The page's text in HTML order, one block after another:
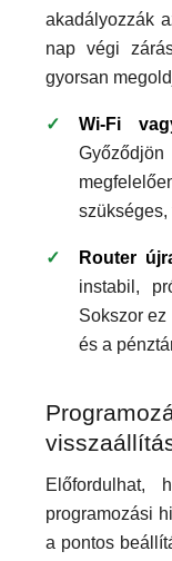
akadályozzák
nap végi
gyorsan
Wi-Fi
szükséges,
Router
instabil,
Sokszor
és a
Előfordulhat,
programozási
a pontos